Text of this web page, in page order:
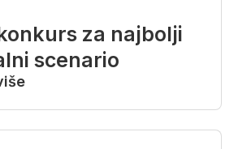
za najbolji
scenario